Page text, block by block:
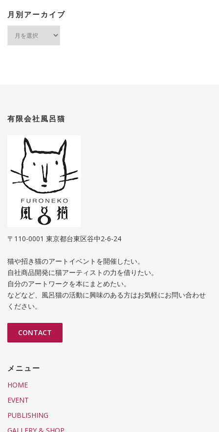
月別アーカイブ
月別アーカイブ
有限会社風呂猫
〒110-0001 東京都台東区谷中2-6-24
猫や招き猫のアートイベントを開催したい。
自社商品開発に猫アーティストの力を借りたい。
自分のアートワークを本にまとめたい。
などなど、風呂猫の活動に興味のある方はお気軽にお問い合わせ
ください。
CONTACT
メニュー
HOME
EVENT
PUBLISHING
GALLERY & SHOP